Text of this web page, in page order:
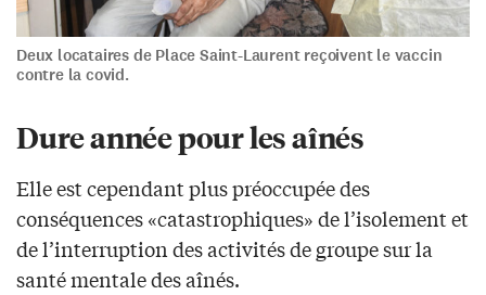
Deux locataires de Place Saint-Laurent reçoivent le vaccin
contre la covid.
Dure année pour les aînés
Elle est cependant plus préoccupée des
conséquences «catastrophiques» de l’isolement et
de l’interruption des activités de groupe sur la
santé mentale des aînés.